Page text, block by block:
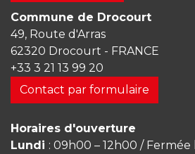
Commune de Drocourt
49, Route d'Arras
62320 Drocourt - FRANCE
+33 3 21 13 99 20
Contact par formulaire
Horaires d'ouverture
Lundi : 09h00 – 12h00 / Fermée